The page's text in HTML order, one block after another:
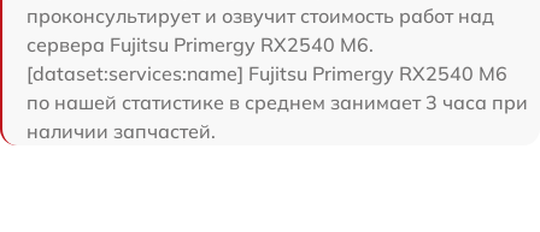
проконсультирует и озвучит стоимость работ над
сервера Fujitsu Primergy RX2540 M6.
[dataset:services:name] Fujitsu Primergy RX2540 M6
по нашей статистике в среднем занимает 3 часа при
наличии запчастей.